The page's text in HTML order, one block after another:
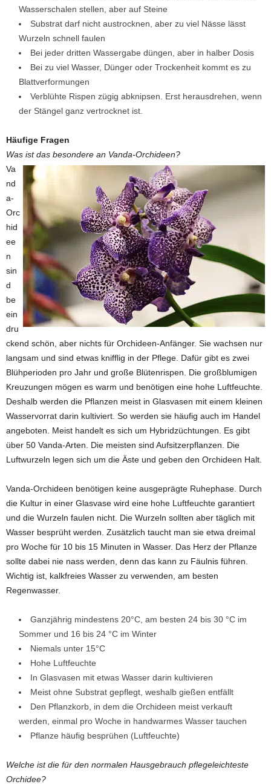
Wasserschalen stellen, aber auf Steine
Substrat darf nicht austrocknen, aber zu viel Nässe lässt
Wurzeln schnell faulen
Bei jeder dritten Wassergabe düngen, aber in halber Dosis
Bei zu viel Wasser, Dünger oder Trockenheit kommt es zu
Blattverformungen
Verblühte Rispen zügig abknipsen. Erst herausdrehen, wenn
der Stängel ganz vertrocknet ist.
Häufige Fragen
Was ist das besondere an Vanda-Orchideen?
Va
nd
a-
Orc
hid
ee
n
sin
d
be
ein
dru
ckend schön, aber nichts für Orchideen-Anfänger. Sie wachsen nur
langsam und sind etwas knifflig in der Pflege. Dafür gibt es zwei
Blühperioden pro Jahr und große Blütenrispen. Die großblumigen
Kreuzungen mögen es warm und benötigen eine hohe Luftfeuchte.
Deshalb werden die Pflanzen meist in Glasvasen mit einem kleinen
Wasservorrat darin kultiviert. So werden sie häufig auch im Handel
angeboten. Meist handelt es sich um Hybridzüchtungen. Es gibt
über 50 Vanda-Arten. Die meisten sind Aufsitzerpflanzen. Die
Luftwurzeln legen sich um die Äste und geben den Orchideen Halt.
Vanda-Orchideen benötigen keine ausgeprägte Ruhephase. Durch
die Kultur in einer Glasvase wird eine hohe Luftfeuchte garantiert
und die Wurzeln faulen nicht. Die Wurzeln sollten aber täglich mit
Wasser besprüht werden. Zusätzlich taucht man sie etwa dreimal
pro Woche für 10 bis 15 Minuten in Wasser. Das Herz der Pflanze
sollte dabei nie nass werden, denn das kann zu Fäulnis führen.
Wichtig ist, kalkfreies Wasser zu verwenden, am besten
Regenwasser.
Ganzjährig mindestens 20°C, am besten 24 bis 30 °C im
Sommer und 16 bis 24 °C im Winter
Niemals unter 15°C
Hohe Luftfeuchte
In Glasvasen mit etwas Wasser darin kultivieren
Meist ohne Substrat gepflegt, weshalb gießen entfällt
Den Pflanzkorb, in dem die Orchideen meist verkauft
werden, einmal pro Woche in handwarmes Wasser tauchen
Pflanze häufig besprühen (Luftfeuchte)
Welche ist die für den normalen Hausgebrauch pflegeleichteste
Orchidee?